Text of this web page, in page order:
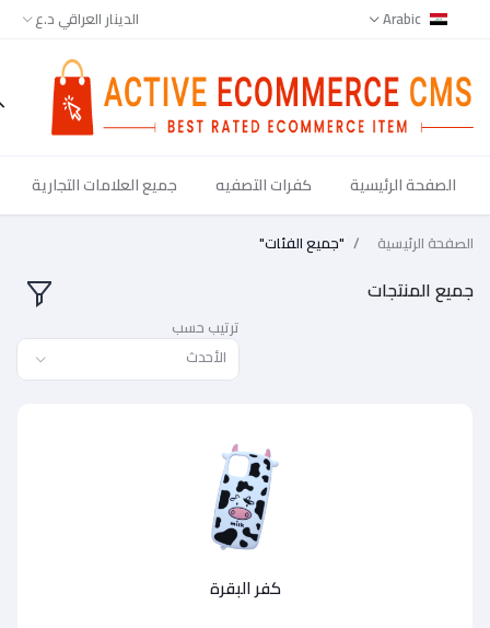
Arabic الدينار العراقي د.ع
الصفحة الرئيسية كفرات التصفيه جميع العلامات التجارية
الرئيسية "جميع الفئات"
المنتجات
ترتيب حسب
الأحدث
كفر البقرة